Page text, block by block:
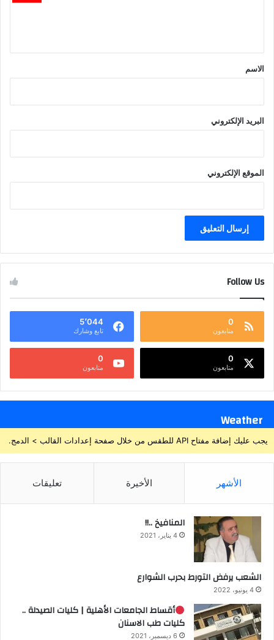
*
الاسم
البريد الإلكتروني
الموقع الإلكتروني
Follow Us
0
متابعون
5٬044
تابع وشارك
0
متابعون
0
متابعون
Weather
يجب عليك إضافة مفتاح API للطقس من خلال صفحة إعدادات القالب > الدمج.
الأشهر الأخيرة تعليقات
المنافيخ ..!!
4 يناير، 2021
الشعب يرفض التورط بحرب الشوارع
4 يونيو، 2022
أقساط الجامعات الأهلية | كليات الصيدلة ..
كليات طب الاسنان
6 ديسمبر، 2021